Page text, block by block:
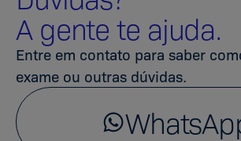
A gente te ajuda.
Entre em contato para saber
exame ou outras dúvidas.